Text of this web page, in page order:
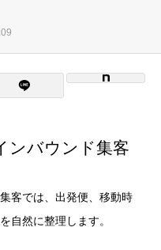
ンバウンド集客
客では、出発便、移動時
自然に整理します。